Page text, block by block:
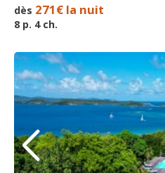
dès 271€ la nuit
8 p. 4 ch.